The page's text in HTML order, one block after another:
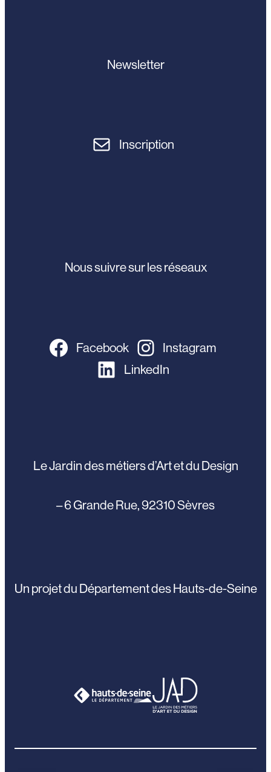
Newsletter
Inscription
Nous suivre sur les réseaux
Facebook
Instagram
LinkedIn
Le Jardin des métiers d’Art et du Design
– 6 Grande Rue, 92310 Sèvres
Un projet du Département des Hauts-de-Seine